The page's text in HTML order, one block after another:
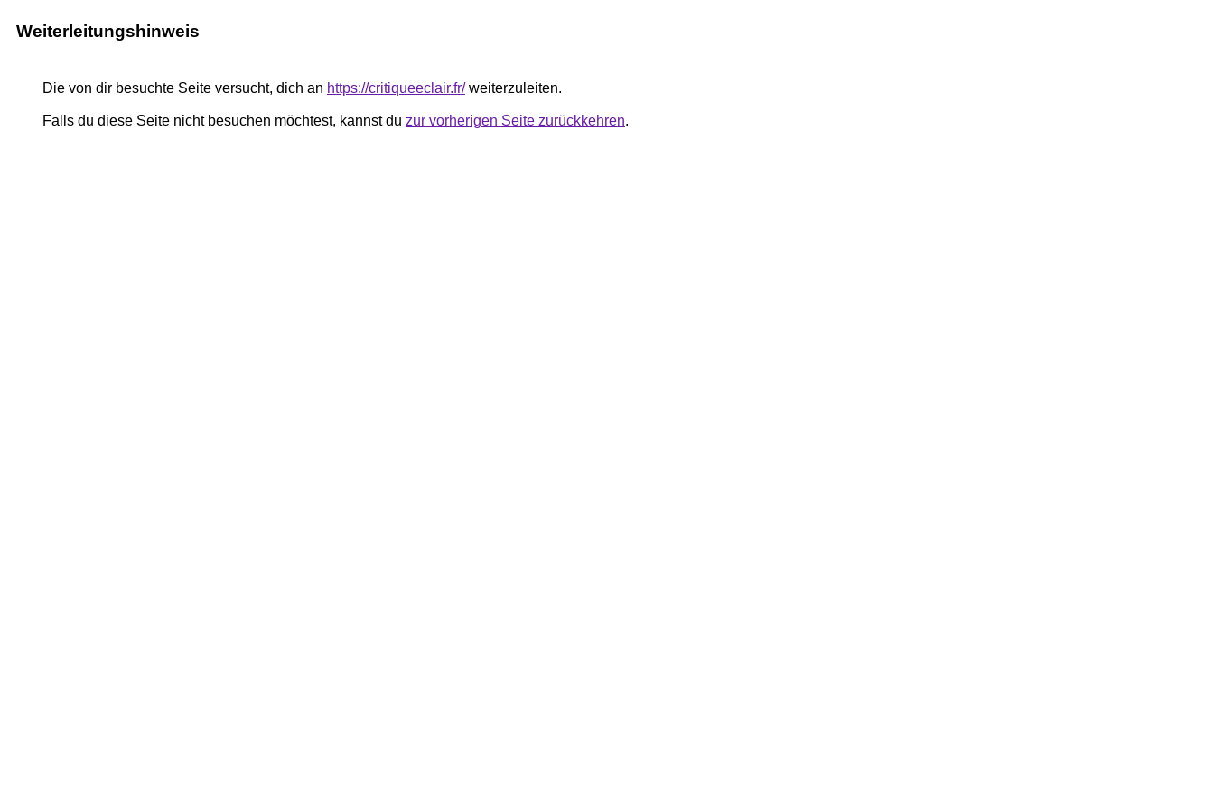
Weiterleitungshinweis
Die von dir besuchte Seite versucht, dich an https://critiqueeclair.fr/weiterzuleiten.
Falls du diese Seite nicht besuchen möchtest, kannst du zur vorherigen Seite zurückkehren.